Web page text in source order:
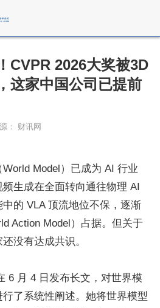
CVPR 2026大奖被3D
这家中国公司已提前
： 财讯网
Model）已成为 AI 行业
生成在全面转向通往物理 AI
的 VLA 顶流地位不保，逐渐
Action Model）占据。但关于
没有达成共识。
6 月 4 日发布长文，对世界模
了系统性阐述。她将世界模型